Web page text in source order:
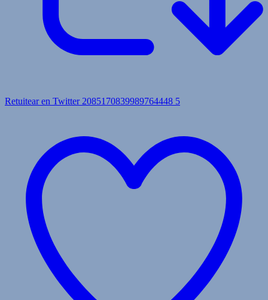
Retuitear en Twitter 2085170839989764448 5